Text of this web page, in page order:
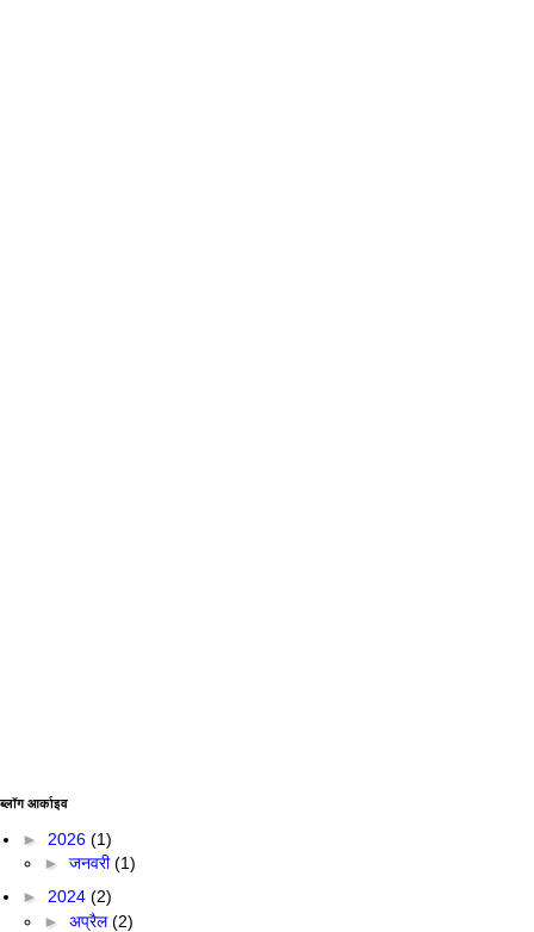
ब्लॉग आर्काइव
► 2026 (1)
► जनवरी(1)
► 2024 (2)
► अप्रैल(2)